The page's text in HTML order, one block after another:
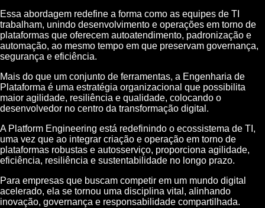
Essa abordagem redefine a forma como as equipes de TI
trabalham, unindo desenvolvimento e operações em torno de
plataformas que oferecem autoatendimento, padronização e
automação, ao mesmo tempo em que preservam governança,
segurança e eficiência.
Mais do que um conjunto de ferramentas, a Engenharia de
Plataforma é uma estratégia organizacional que possibilita
maior agilidade, resiliência e qualidade, colocando o
desenvolvedor no centro da transformação digital.
A Platform Engineering está redefinindo o ecossistema de TI,
uma vez que ao integrar criação e operação em torno de
plataformas robustas e autosserviço, proporciona agilidade,
eficiência, resiliência e sustentabilidade no longo prazo.
Para empresas que buscam competir em um mundo digital
acelerado, ela se tornou uma disciplina vital, alinhando
inovação, governança e responsabilidade compartilhada.